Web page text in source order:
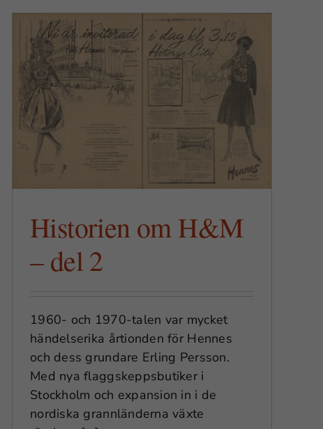
Historien om H&M
– del 2
1960- och 1970-talen var mycket
händelserika årtionden för Hennes
och dess grundare Erling Persson.
Med nya flaggskeppsbutiker i
Stockholm och expansion in i de
nordiska grannländerna växte